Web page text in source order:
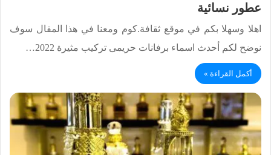
عطور نسائية
اهلا وسهلا بكم في موقع ثقافة.كوم ومعنا في هذا المقال سوف
نوضح لكم أحدث اسماء برفانات حريمى تركيب مثيرة 2022…
أكمل القراءة »